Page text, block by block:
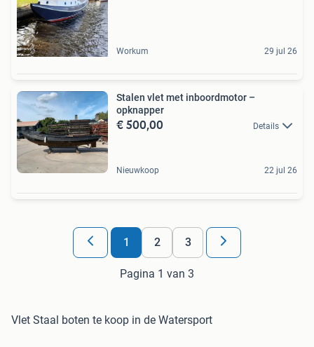
Workum 29 jul 26
Stalen vlet met inboordmotor –
opknapper
€ 500,00 Details
Nieuwkoop 22 jul 26
1 2 3
Pagina 1 van 3
Vlet Staal boten te koop in de Watersport